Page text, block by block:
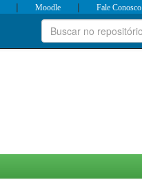
| Moodle | Fale Conosco